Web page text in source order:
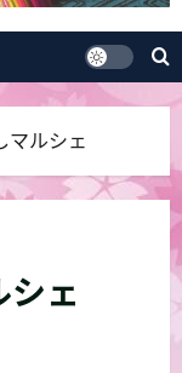
ルシェ
ェ